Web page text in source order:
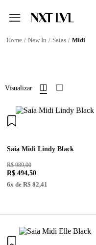
New In Saias Midi
Visualizar
Saia Midi Lindy Black
R$ 989,00
R$ 494,50
6x de R$ 82,41